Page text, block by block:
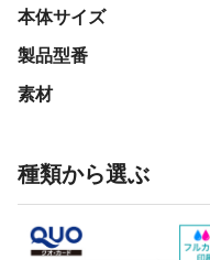
本体サイズ
製品型番
素材
種類から選ぶ